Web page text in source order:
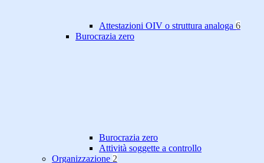
Attestazioni OIV o struttura analoga 6
Burocrazia zero
Burocrazia zero
Attività soggette a controllo
Organizzazione 2